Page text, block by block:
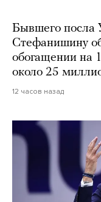
Бывшего
Стефанишину
обогащении на
около 25
12 часов назад